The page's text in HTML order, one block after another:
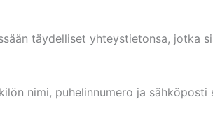
täydelliset yhteystietonsa, jotka
nimi, puhelinnumero ja